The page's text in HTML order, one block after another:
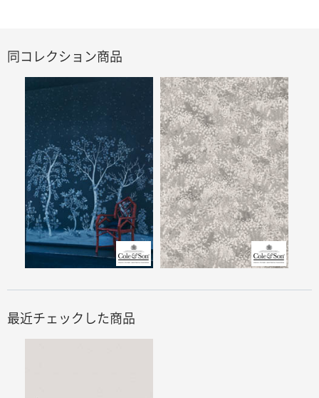
同コレクション商品
最近チェックした商品